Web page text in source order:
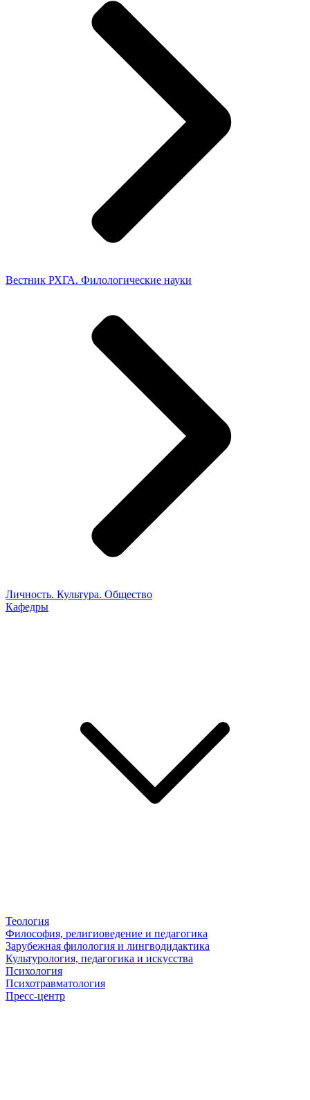
Вестник РХГА. Филологические науки
Личность. Культура. Общество
Кафедры
Теология
Философия, религиоведение и педагогика
Зарубежная филология и лингводидактика
Культурология, педагогика и искусства
Психология
Психотравматология
Пресс-центр